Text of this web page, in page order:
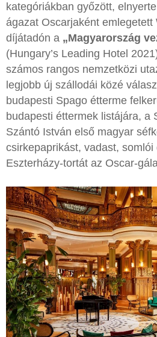
kategóriákban győzött,
ágazat Oscarjaként emlegetett
díjátadón a „Magyarország
(Hungary’s Leading Hotel
számos rangos nemzetközi
legjobb új szállodái közé
budapesti Spago étterme
budapesti éttermek listájára, a
Szántó István első magyar
csirkepaprikást, vadast, somlói
Eszterházy-tortát az Oscar-